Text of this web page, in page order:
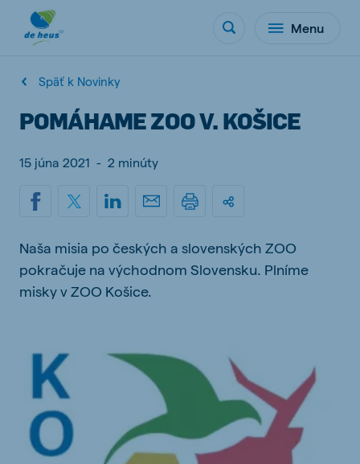
Menu
Späť k Novinky
POMÁHAME ZOO V. KOŠICE
15 júna 2021 - 2 minúty
Naša misia po českých a slovenských ZOO
pokračuje na východnom Slovensku. Plníme
misky v ZOO Košice.